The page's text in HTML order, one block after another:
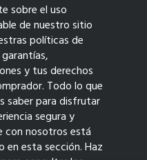
sobre el uso
de nuestro sitio
políticas de
y tus derechos
Todo lo que
saber para disfrutar
segura y
con nosotros está
en esta sección. Haz